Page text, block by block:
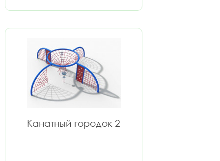
Канатный городок 2